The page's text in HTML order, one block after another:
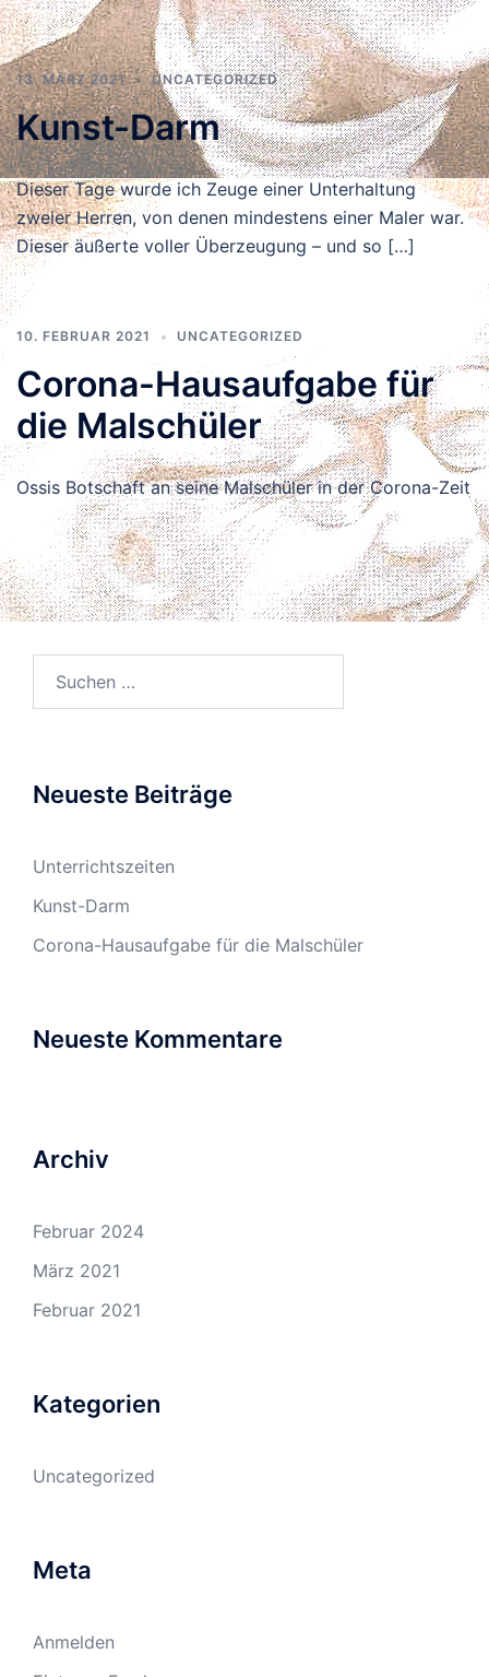
13. MÄRZ 2021 UNCATEGORIZED
Kunst-Darm
Dieser Tage wurde ich Zeuge einer Unterhaltung
zweier Herren, von denen mindestens einer Maler war.
Dieser äußerte voller Überzeugung – und so […]
10. FEBRUAR 2021 UNCATEGORIZED
Corona-Hausaufgabe für
die Malschüler
Ossis Botschaft an seine Malschüler in der Corona-Zeit
Neueste Beiträge
Unterrichtszeiten
Kunst-Darm
Corona-Hausaufgabe für die Malschüler
Neueste Kommentare
Archiv
Februar 2024
März 2021
Februar 2021
Kategorien
Uncategorized
Meta
Anmelden